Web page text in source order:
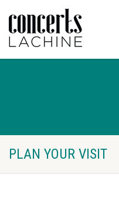
PLAN YOUR VISIT